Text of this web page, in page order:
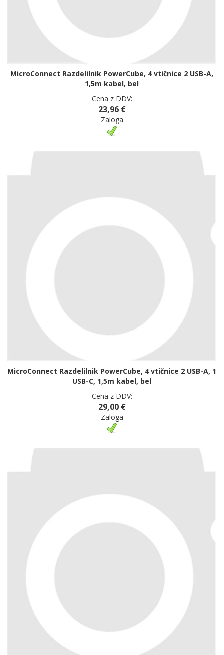
MicroConnect Razdelilnik PowerCube, 4 vtičnice 2 USB-A,
1,5m kabel, bel
Cena z DDV:
23,96 €
Zaloga
MicroConnect Razdelilnik PowerCube, 4 vtičnice 2 USB-A, 1
USB-C, 1,5m kabel, bel
Cena z DDV:
29,00 €
Zaloga